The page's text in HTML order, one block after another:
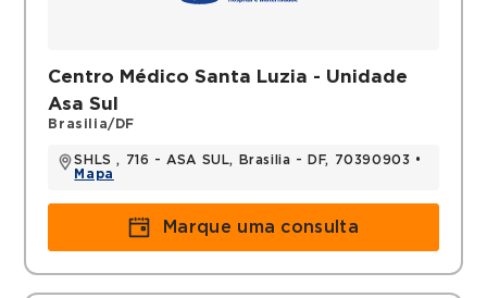
Facial)
Otorrinolaringologia do Distrito Federal)
Pós- Graduação em Residência Médica -
Centro Médico Santa Luzia - Unidade
Asa Sul
Brasilia/DF
SHLS , 716 - ASA SUL, Brasilia - DF, 70390903 •
Mapa
Marque uma consulta